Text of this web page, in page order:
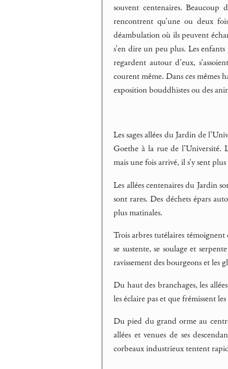
souvent centenaires. Beaucoup
rencontrent qu’une ou deux
déambulation où ils peuvent
s’en dire un peu plus. Les
regardent autour d’eux,
courent même. Dans ces mêmes
exposition bouddhistes ou des
Les sages allées du Jardin de
Goethe à la rue de l’Université.
mais une fois arrivé, il s’y sent
Les allées centenaires du Jardin
sont rares. Des déchets épars
plus matinales.
Trois arbres tutélaires
se sustente, se soulage et
ravissement des bourgeons et les
Du haut des branchages, les
les éclaire pas et que frémissent
Du pied du grand orme au
allées et venues de ses
corbeaux industrieux tentent